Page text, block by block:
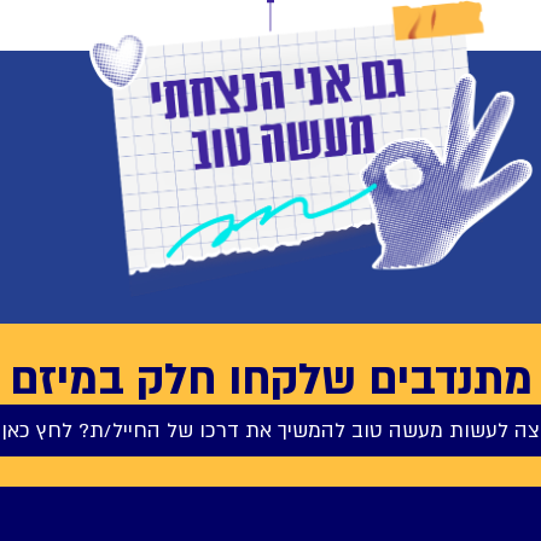
מתנדבים שלקחו חלק במיזם
לעשות מעשה טוב להמשיך את דרכו של החייל/ת? לחץ